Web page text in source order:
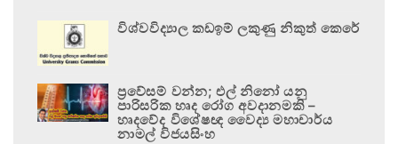
විශ්වවිද්‍යාල කඩඉම් ලකුණු නිකුත් කෙරේ
ප්‍රවේසම් වන්න; එල් නිනෝ යනු
පාරිසරික හෘද රෝග අවදානමකි –
හෘදවේද විශේෂඥ වෛද්‍ය මහාචාර්ය
නාමල් විජයසිංහ